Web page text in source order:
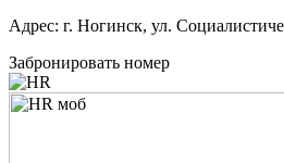
Адрес: г. Ногинск, ул.
Забронировать номер